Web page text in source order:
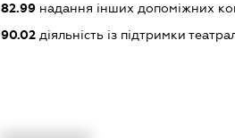
82.99надання інших допоміжних
90.02діяльність із підтримки